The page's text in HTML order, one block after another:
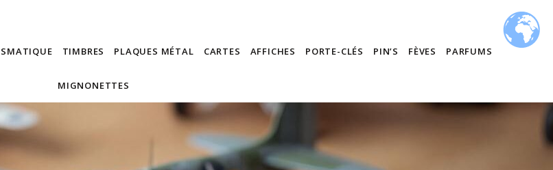
TIMBRES PLAQUES MÉTAL CARTES AFFICHES PORTE-CLÉS PIN’S FÈVES PARFUMS
MIGNONETTES